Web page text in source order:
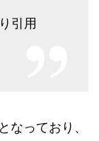
引用
なっており、